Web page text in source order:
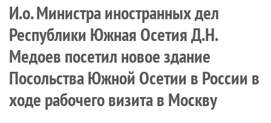
И.о. Министра иностранных дел
Республики Южная Осетия Д.Н.
Медоев посетил новое здание
Посольства Южной Осетии в России в
ходе рабочего визита в Москву